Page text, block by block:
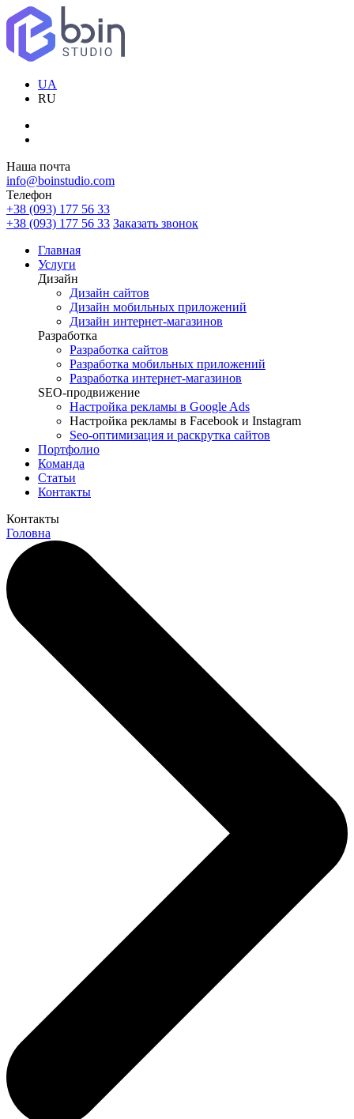
UA
RU
Наша почта
info@boinstudio.com
Телефон
+38 (093) 177 56 33
+38 (093) 177 56 33 Заказать звонок
Главная
Услуги
Дизайн
Дизайн сайтов
Дизайн мобильных приложений
Дизайн интернет-магазинов
Разработка
Разработка сайтов
Разработка мобильных приложений
Разработка интернет-магазинов
SEO-продвижение
Настройка рекламы в Google Ads
Настройка рекламы в Facebook и Instagram
Seo-оптимизация и раскрутка сайтов
Портфолио
Команда
Статьи
Контакты
Контакты
Головна